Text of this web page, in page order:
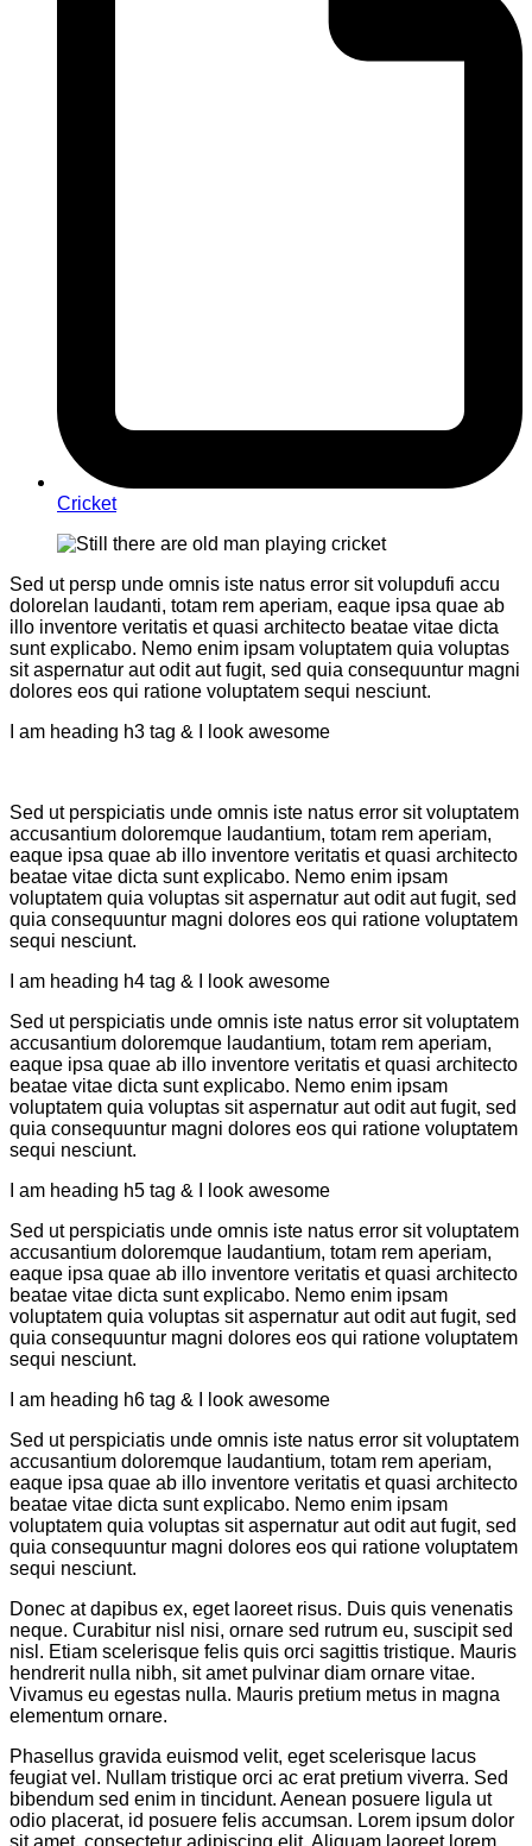
Cricket
Sed ut persp unde omnis iste natus error sit volupdufi accu
dolorelan laudanti, totam rem aperiam, eaque ipsa quae ab
illo inventore veritatis et quasi architecto beatae vitae dicta
sunt explicabo. Nemo enim ipsam voluptatem quia voluptas
sit aspernatur aut odit aut fugit, sed quia consequuntur magni
dolores eos qui ratione voluptatem sequi nesciunt.
I am heading h3 tag & I look awesome
Sed ut perspiciatis unde omnis iste natus error sit voluptatem
accusantium doloremque laudantium, totam rem aperiam,
eaque ipsa quae ab illo inventore veritatis et quasi architecto
beatae vitae dicta sunt explicabo. Nemo enim ipsam
voluptatem quia voluptas sit aspernatur aut odit aut fugit, sed
quia consequuntur magni dolores eos qui ratione voluptatem
sequi nesciunt.
I am heading h4 tag & I look awesome
Sed ut perspiciatis unde omnis iste natus error sit voluptatem
accusantium doloremque laudantium, totam rem aperiam,
eaque ipsa quae ab illo inventore veritatis et quasi architecto
beatae vitae dicta sunt explicabo. Nemo enim ipsam
voluptatem quia voluptas sit aspernatur aut odit aut fugit, sed
quia consequuntur magni dolores eos qui ratione voluptatem
sequi nesciunt.
I am heading h5 tag & I look awesome
Sed ut perspiciatis unde omnis iste natus error sit voluptatem
accusantium doloremque laudantium, totam rem aperiam,
eaque ipsa quae ab illo inventore veritatis et quasi architecto
beatae vitae dicta sunt explicabo. Nemo enim ipsam
voluptatem quia voluptas sit aspernatur aut odit aut fugit, sed
quia consequuntur magni dolores eos qui ratione voluptatem
sequi nesciunt.
I am heading h6 tag & I look awesome
Sed ut perspiciatis unde omnis iste natus error sit voluptatem
accusantium doloremque laudantium, totam rem aperiam,
eaque ipsa quae ab illo inventore veritatis et quasi architecto
beatae vitae dicta sunt explicabo. Nemo enim ipsam
voluptatem quia voluptas sit aspernatur aut odit aut fugit, sed
quia consequuntur magni dolores eos qui ratione voluptatem
sequi nesciunt.
Donec at dapibus ex, eget laoreet risus. Duis quis venenatis
neque. Curabitur nisl nisi, ornare sed rutrum eu, suscipit sed
nisl. Etiam scelerisque felis quis orci sagittis tristique. Mauris
hendrerit nulla nibh, sit amet pulvinar diam ornare vitae.
Vivamus eu egestas nulla. Mauris pretium metus in magna
elementum ornare.
Phasellus gravida euismod velit, eget scelerisque lacus
feugiat vel. Nullam tristique orci ac erat pretium viverra. Sed
bibendum sed enim in tincidunt. Aenean posuere ligula ut
odio placerat, id posuere felis accumsan. Lorem ipsum dolor
sit amet, consectetur adipiscing elit. Aliquam laoreet lorem